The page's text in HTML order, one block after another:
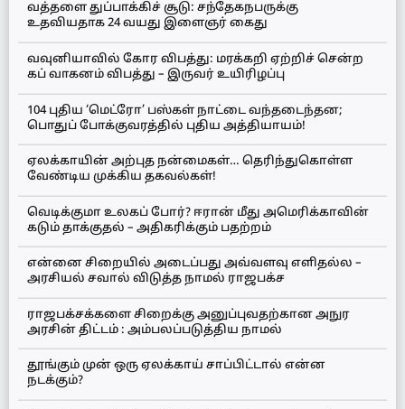
வத்தளை துப்பாக்கிச் சூடு: சந்தேகநபருக்கு
உதவியதாக 24 வயது இளைஞர் கைது
வவுனியாவில் கோர விபத்து: மரக்கறி ஏற்றிச் சென்ற
கப் வாகனம் விபத்து – இருவர் உயிரிழப்பு
104 புதிய ‘மெட்ரோ’ பஸ்கள் நாட்டை வந்தடைந்தன;
பொதுப் போக்குவரத்தில் புதிய அத்தியாயம்!
ஏலக்காயின் அற்புத நன்மைகள்… தெரிந்துகொள்ள
வேண்டிய முக்கிய தகவல்கள்!
வெடிக்குமா உலகப் போர்? ஈரான் மீது அமெரிக்காவின்
கடும் தாக்குதல் – அதிகரிக்கும் பதற்றம்
என்னை சிறையில் அடைப்பது அவ்வளவு எளிதல்ல –
அரசியல் சவால் விடுத்த நாமல் ராஜபக்ச
ராஜபக்சக்களை சிறைக்கு அனுப்புவதற்கான அநுர
அரசின் திட்டம் : அம்பலப்படுத்திய நாமல்
தூங்கும் முன் ஒரு ஏலக்காய் சாப்பிட்டால் என்ன
நடக்கும்?